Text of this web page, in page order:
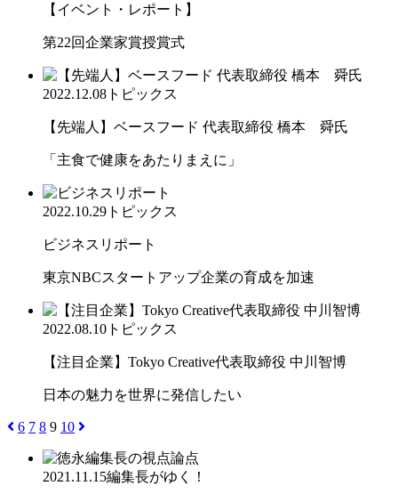
【イベント・レポート】
第22回企業家賞授賞式
2022.12.08 トピックス
【先端人】ベースフード 代表取締役 橋本 舜氏
「主食で健康をあたりまえに」
2022.10.29 トピックス
ビジネスリポート
東京NBCスタートアップ企業の育成を加速
2022.08.10 トピックス
【注目企業】Tokyo Creative代表取締役 中川智博
日本の魅力を世界に発信したい
6 7 8 9 10
2021.11.15編集長がゆく！